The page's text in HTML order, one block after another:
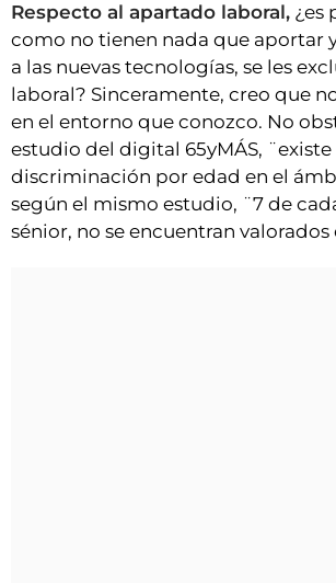
Respecto al apartado laboral, ¿es
como no tienen nada que aportar
a las nuevas tecnologías, se les
laboral? Sinceramente, creo que
en el entorno que conozco. No
estudio del digital 65yMÁS,
discriminación por edad en el
según el mismo estudio, ¨7 de
sénior, no se encuentran valorados